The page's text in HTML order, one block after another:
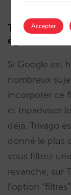
Trivago et
également
Si Google est
nombreux
incorporer ce
et tripadvisor
déjà. Trivago
donné le plus
vous filtrez
revanche, sur
l’option
Accepter